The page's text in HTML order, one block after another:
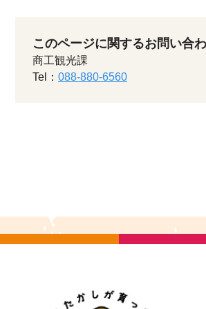
このページに関するお問い合
商工観光課
Tel： 088-880-6560